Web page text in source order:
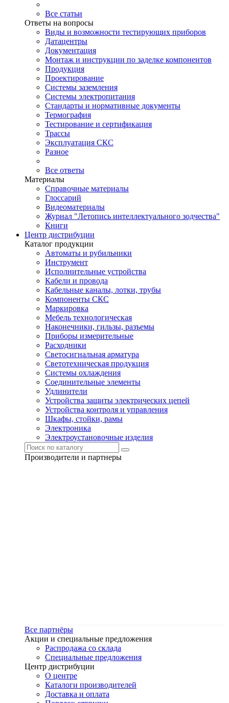
Все статьи
Ответы на вопросы
Виды и возможности тестирующих приборов
Датацентры
Документация
Монтаж и инструкции по заделке компонентов
Продукция
Проектирование
Системы заземления
Системы электропитания
Стандарты и нормативные документы
Термография
Тестирование и сертификация
Трассы
Эксплуатация СКС
Разное
Все ответы
Материалы
Справочные материалы
Глоссарий
Видеоматериалы
Журнал "Летопись интеллектуального зодчества"
Книги
Центр дистрибуции
Каталог продукции
Автоматы и рубильники
Инструмент
Исполнительные устройства
Кабели и провода
Кабельные каналы, лотки, трубы
Компоненты СКС
Маркировка
Мебель технологическая
Наконечники, гильзы, разъемы
Приборы измерительные
Расходники
Светосигнальная арматура
Светотехническая продукция
Системы охлаждения
Соединительные элементы
Удлинители
Устройства защиты электрических цепей
Устройства контроля и управления
Шкафы, стойки, рамы
Электроника
Электроустановочные изделия
Производители и партнеры
Все партнёры
Акции и специальные предложения
Распродажа со склада
Специальные предложения
Центр дистрибуции
О центре
Каталоги производителей
Доставка и оплата